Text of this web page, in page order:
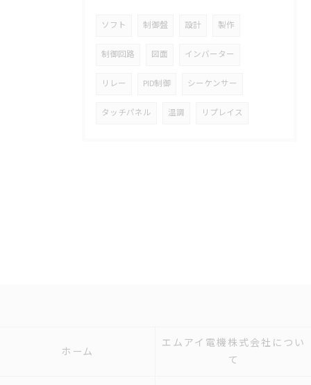
ソフト 制御盤 設計 製作
制御回路 図面 インバーター
リレー PID制御 シーケンサー
タッチパネル 温調 リプレイス
ホーム
エムアイ電機株式会社につい
て